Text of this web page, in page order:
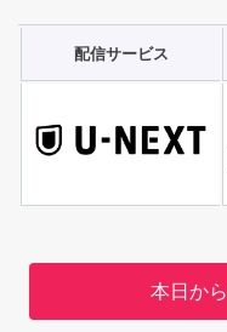
配信サービス
本日から